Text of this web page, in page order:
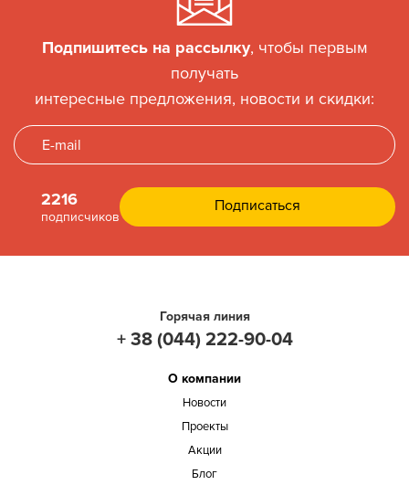
Подпишитесь на рассылку, чтобы первым
получать
интересные предложения, новости и скидки:
2216
подписчиков
Горячая линия
+ 38 (044) 222-90-04
О компании
Новости
Проекты
Акции
Блог